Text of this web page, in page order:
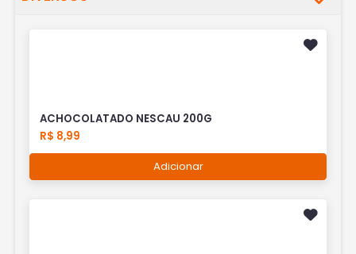
ACHOCOLATADO NESCAU 200G
R$ 8,99
Adicionar